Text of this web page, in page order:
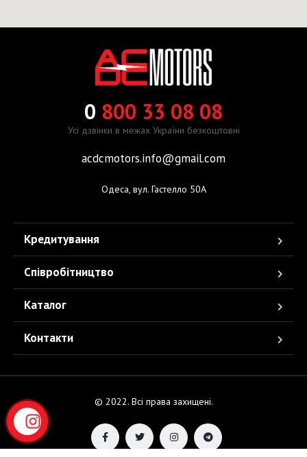
0 800 33 08 08
Усі дзвінки в межах України безкоштовні
acdcmotors.info@gmail.com
Одеса, вул. Гастелло 50А
Кредитування
Співробітництво
Каталог
Контакти
© 2022. Всі права захищені.